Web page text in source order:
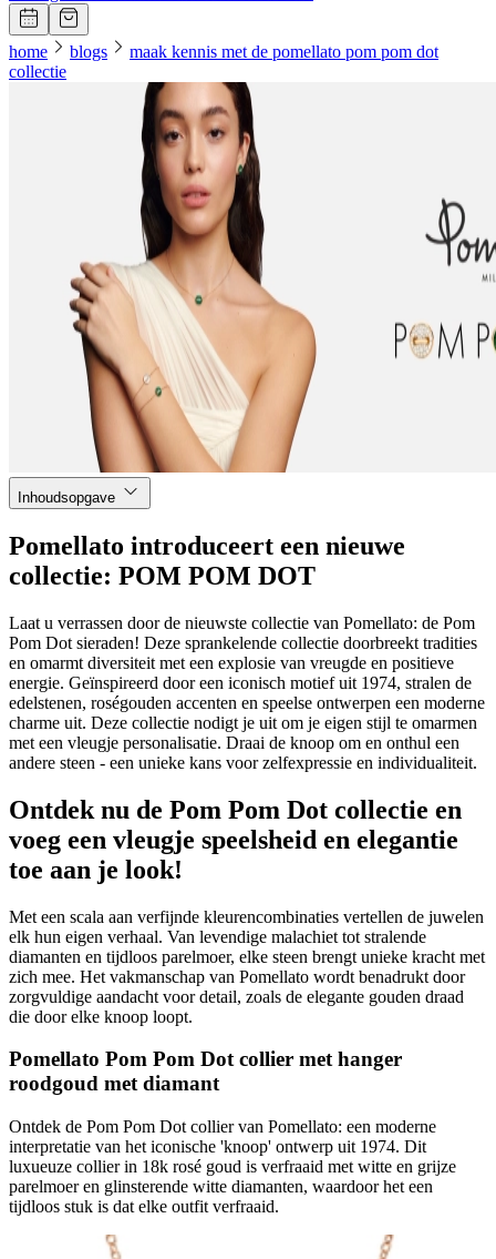
home blogs
maak kennis met de pomellato pom pom dot
collectie
Inhoudsopgave
Pomellato introduceert een nieuwe
collectie: POM POM DOT
Laat u verrassen door de nieuwste collectie van Pomellato: de Pom
Pom Dot sieraden! Deze sprankelende collectie doorbreekt tradities
en omarmt diversiteit met een explosie van vreugde en positieve
energie. Geïnspireerd door een iconisch motief uit 1974, stralen de
edelstenen, roségouden accenten en speelse ontwerpen een moderne
charme uit. Deze collectie nodigt je uit om je eigen stijl te omarmen
met een vleugje personalisatie. Draai de knoop om en onthul een
andere steen - een unieke kans voor zelfexpressie en individualiteit.
Ontdek nu de Pom Pom Dot collectie en
voeg een vleugje speelsheid en elegantie
toe aan je look!
Met een scala aan verfijnde kleurencombinaties vertellen de juwelen
elk hun eigen verhaal. Van levendige malachiet tot stralende
diamanten en tijdloos parelmoer, elke steen brengt unieke kracht met
zich mee. Het vakmanschap van Pomellato wordt benadrukt door
zorgvuldige aandacht voor detail, zoals de elegante gouden draad
die door elke knoop loopt.
Pomellato Pom Pom Dot collier met hanger
roodgoud met diamant
Ontdek de Pom Pom Dot collier van Pomellato: een moderne
interpretatie van het iconische 'knoop' ontwerp uit 1974. Dit
luxueuze collier in 18k rosé goud is verfraaid met witte en grijze
parelmoer en glinsterende witte diamanten, waardoor het een
tijdloos stuk is dat elke outfit verfraaid.